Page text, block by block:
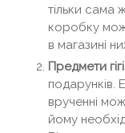
тільки сама
коробку
в магазині
Предмети
подарунків.
врученні
йому